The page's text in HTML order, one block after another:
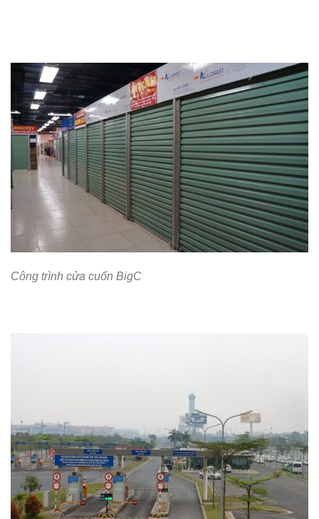
Công trình cửa cuốn BigC